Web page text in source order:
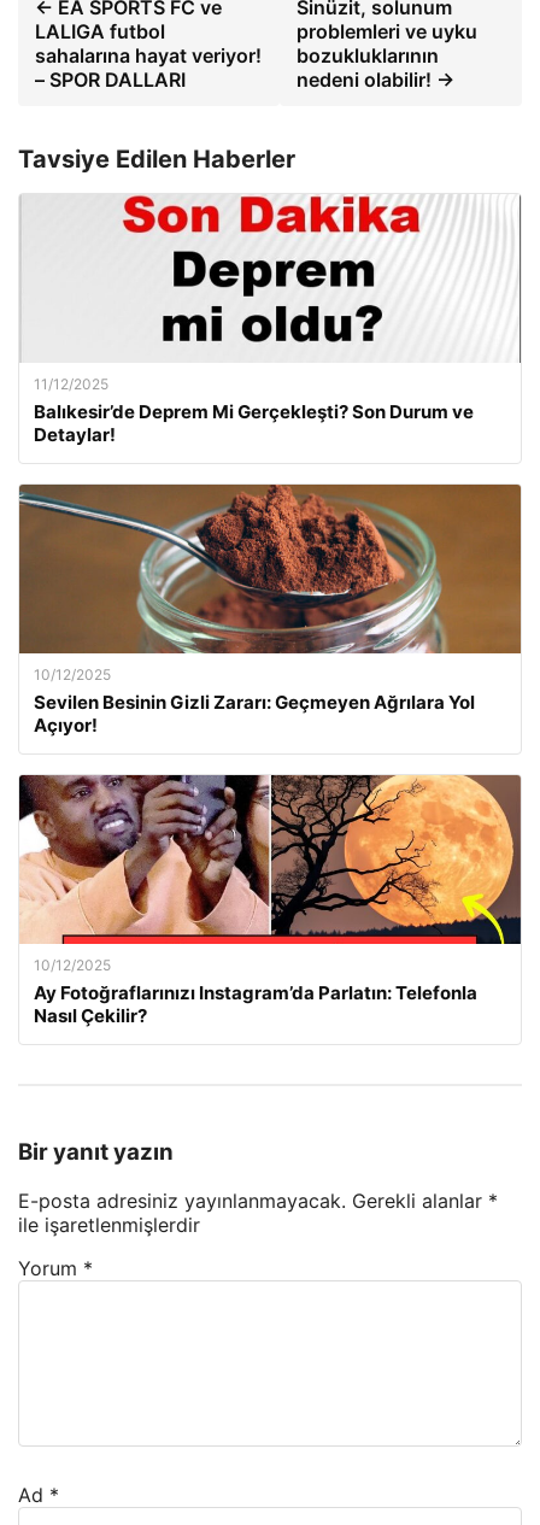
← EA SPORTS FC ve
LALIGA futbol
sahalarına hayat veriyor!
– SPOR DALLARI
Sinüzit, solunum
problemleri ve uyku
bozukluklarının
nedeni olabilir! →
Tavsiye Edilen Haberler
11/12/2025
Balıkesir’de Deprem Mi Gerçekleşti? Son Durum ve
Detaylar!
10/12/2025
Sevilen Besinin Gizli Zararı: Geçmeyen Ağrılara Yol
Açıyor!
10/12/2025
Ay Fotoğraflarınızı Instagram’da Parlatın: Telefonla
Nasıl Çekilir?
Bir yanıt yazın
E-posta adresiniz yayınlanmayacak. Gerekli alanlar *
ile işaretlenmişlerdir
Yorum *
Ad *